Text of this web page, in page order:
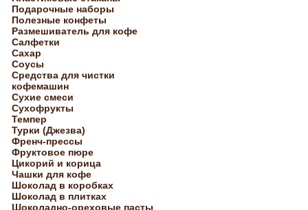
Подарочные наборы
Полезные конфеты
Размешиватель для кофе
Салфетки
Сахар
Соусы
Средства для чистки
кофемашин
Сухие смеси
Сухофрукты
Темпер
Турки (Джезва)
Френч-прессы
Фруктовое пюре
Цикорий и корица
Чашки для кофе
Шоколад в коробках
Шоколад в плитках
Шоколадно-ореховые пасты